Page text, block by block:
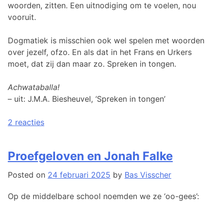
woorden, zitten. Een uitnodiging om te voelen, nou
vooruit.
Dogmatiek is misschien ook wel spelen met woorden
over jezelf, ofzo. En als dat in het Frans en Urkers
moet, dat zij dan maar zo. Spreken in tongen.
Achwataballa!
– uit: J.M.A. Biesheuvel, ‘Spreken in tongen’
Posted
Religie
2 reactiesop
in
Proefgeloven en Jonah Falke
Posted on 24 februari 2025 by Bas Visscher
Op de middelbare school noemden we ze ‘oo-gees’: